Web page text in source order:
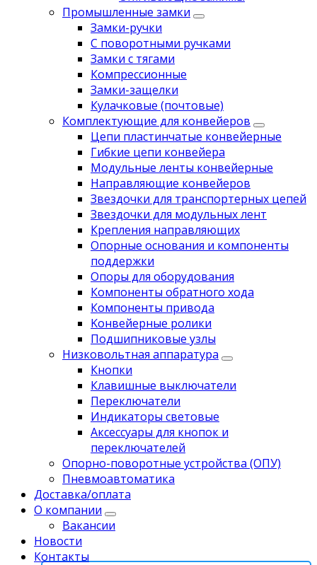
Промышленные замки
Замки-ручки
С поворотными ручками
Замки с тягами
Компрессионные
Замки-защелки
Кулачковые (почтовые)
Комплектующие для конвейеров
Цепи пластинчатые конвейерные
Гибкие цепи конвейера
Модульные ленты конвейерные
Направляющие конвейеров
Звездочки для транспортерных цепей
Звездочки для модульных лент
Крепления направляющих
Опорные основания и компоненты
поддержки
Опоры для оборудования
Компоненты обратного хода
Компоненты привода
Koнвейерныe pолики
Подшипниковые узлы
Низковольтная аппаратура
Кнопки
Клавишные выключатели
Переключатели
Индикаторы световые
Аксессуары для кнопок и
переключателей
Опорно-поворотные устройства (ОПУ)
Пневмоавтоматика
Доставка/оплата
О компании
Вакансии
Новости
Контакты